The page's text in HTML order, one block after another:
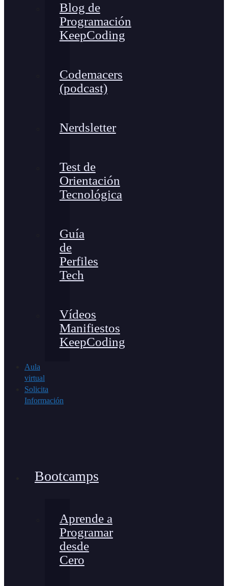
Blog de
Programación
KeepCoding
Codemacers
(podcast)
Nerdsletter
Test de
Orientación
Tecnológica
Guía
de
Perfiles
Tech
Vídeos
Manifiestos
KeepCoding
Aula
virtual
Solicita
Información
Bootcamps
Aprende a
Programar
desde
Cero